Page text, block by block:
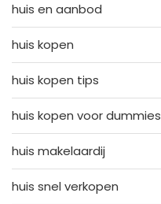
huis en aanbod
huis kopen
huis kopen tips
huis kopen voor dummies
huis makelaardij
huis snel verkopen